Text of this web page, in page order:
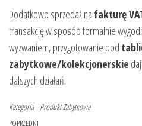
Dodatkowo sprzedaż na fakturę
transakcję w sposób formalnie
wyzwaniem, przygotowanie pod
zabytkowe/kolekcjonerskie
dalszych działań.
Kategoria ProduktZabytkowe
POPRZEDNI